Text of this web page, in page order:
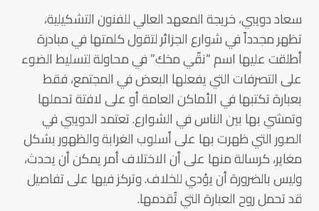
سعاد دويبي، خريجة المعهد العالي للفنون التشكيلية،
تظهر مجدداً في شوارع الجزائر لتقول كلمتها في مبادرة
أطلقت عليها اسم “نقّي مخك” في محاولة لتسليط الضوء
على التصرفات التي يفعلها البعض في المجتمع، فقط
بعبارة تكتبها في الأماكن العامة أو على لافتة تحملها
وتمشي بها بين الناس في الشوارع. تعتمد الدويبي في
الصور التي ظهرت بها على أسلوب الغرابة والظهور بشكل
مغاير، كرسالة منها على أن الاختلاف أمر يمكن أن يحدث،
وليس بالضرورة أن يؤدي للخلاف. وتركز فيها على تفاصيل
قد تحمل روح العبارة التي تُقدمها.